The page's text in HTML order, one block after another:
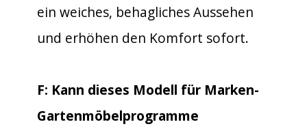
ein weiches, behagliches Aussehen
und erhöhen den Komfort sofort.
F: Kann dieses Modell für Marken-
Gartenmöbelprogramme